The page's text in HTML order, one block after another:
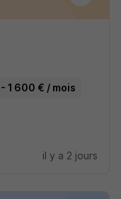
1 600 € / mois
il y a 2 jours